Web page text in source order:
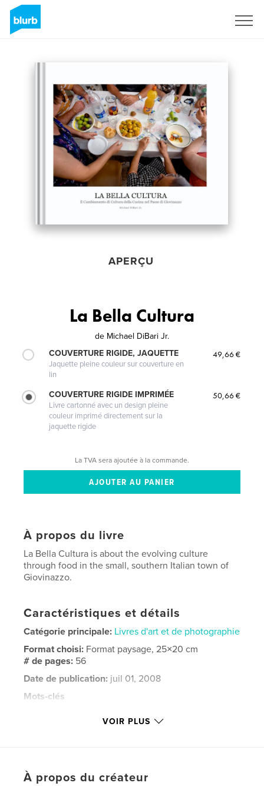
APERÇU
La Bella Cultura
de Michael DiBari Jr.
COUVERTURE RIGIDE, JAQUETTE
Jaquette pleine couleur sur couverture en
lin
49,66 €
COUVERTURE RIGIDE IMPRIMÉE
Livre cartonné avec un design pleine
couleur imprimé directement sur la
jaquette rigide
50,66 €
La TVA sera ajoutée à la commande.
À propos du livre
La Bella Cultura is about the evolving culture
through food in the small, southern Italian town of
Giovinazzo.
Caractéristiques et détails
Catégorie principale: Livres d'art et de photographie
Format choisi: Format paysage, 25×20 cm
# de pages: 56
Date de publication: juil 01, 2008
Mots-clés
VOIR PLUS
À propos du créateur